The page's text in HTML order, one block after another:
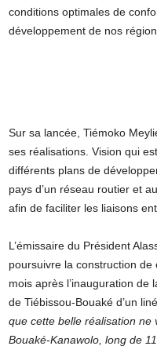
conditions optimales de
développement de nos
Sur sa lancée, Tiémoko
ses réalisations. Vision qui
différents plans de
pays d’un réseau routier et
afin de faciliter les liaisons
L’émissaire du Président
poursuivre la construction de
mois après l’inauguration de
de Tiébissou-Bouaké d’un
que cette belle réalisation ne
Bouaké-Kanawolo, long de